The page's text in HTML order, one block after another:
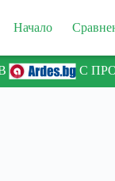
Начало
С